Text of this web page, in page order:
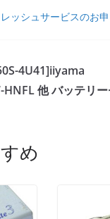
ッシュサービスのお
4U41]iiyama
他 バッテリ
め